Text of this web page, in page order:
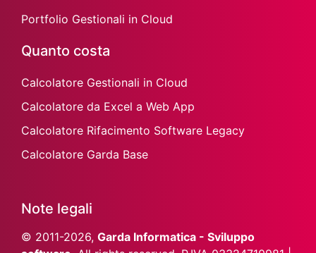
Portfolio Gestionali in Cloud
Quanto costa
Calcolatore Gestionali in Cloud
Calcolatore da Excel a Web App
Calcolatore Rifacimento Software Legacy
Calcolatore Garda Base
Note legali
© 2011-2026, Garda Informatica - Sviluppo